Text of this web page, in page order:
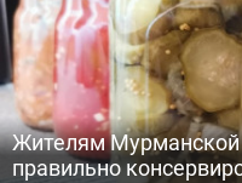
Жителям Мурманской
правильно